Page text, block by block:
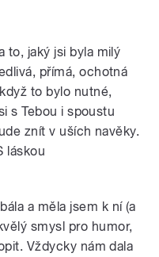
to, jaký jsi byla milý
přímá, ochotná
to bylo nutné,
s Tebou i spoustu
znít v uších navěky.
láskou
a měla jsem k ní (a
smysl pro humor,
Vždycky nám dala